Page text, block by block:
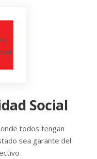
Social
todos tengan
sea garante del